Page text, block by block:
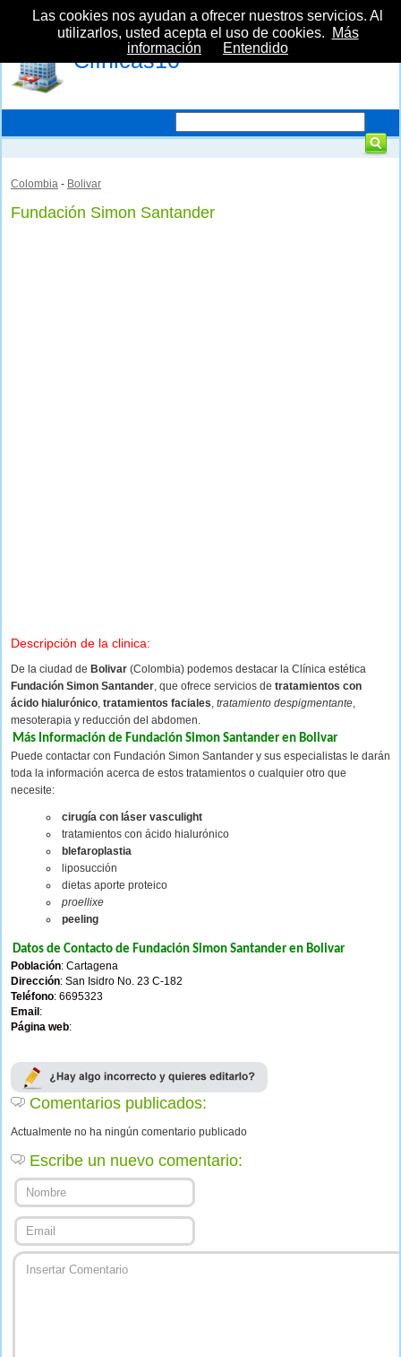
Clínicas10
Colombia - Bolivar
Fundación Simon Santander
Descripción de la clinica:
De la ciudad de Bolivar (Colombia) podemos destacar la Clínica estética
Fundación Simon Santander, que ofrece servicios de tratamientos con
ácido hialurónico, tratamientos faciales, tratamiento despigmentante,
mesoterapia y reducción del abdomen.
Más Información de Fundación Simon Santander en Bolivar
Puede contactar con Fundación Simon Santander y sus especialistas le darán
toda la información acerca de estos tratamientos o cualquier otro que
necesite:
cirugía con láser vasculight
tratamientos con ácido hialurónico
blefaroplastia
liposucción
dietas aporte proteico
proellixe
peeling
Datos de Contacto de Fundación Simon Santander en Bolivar
Población: Cartagena
Dirección: San Isidro No. 23 C-182
Teléfono: 6695323
Email :
Página web:
Comentarios publicados:
Actualmente no ha ningún comentario publicado
Escribe un nuevo comentario:
Las cookies nos ayudan a ofrecer nuestros servicios. Al
utilizarlos, usted acepta el uso de cookies.
Más
información
Entendido